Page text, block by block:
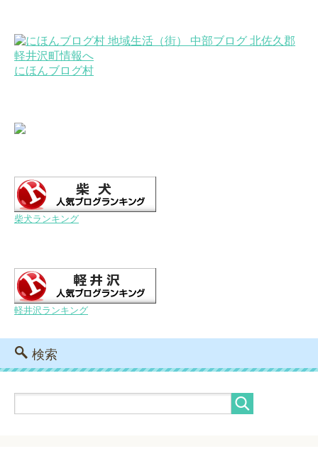
にほんブログ村
柴犬ランキング
軽井沢ランキング
検索